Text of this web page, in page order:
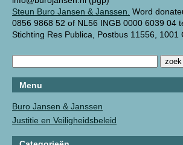
Steun Buro Jansen & Janssen. Word
0856 9868 52 of NL56 INGB 0000 6039 04
Stichting Res Publica, Postbus 11556, 1001
Menu
Buro Jansen & Janssen
Justitie en Veiligheidsbeleid